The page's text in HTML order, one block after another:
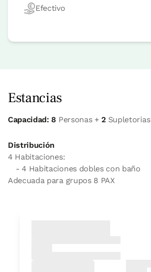
Efectivo
Estancias
Capacidad: 8 Personas +2 Supletorias
Distribución
4 Habitaciones:
- 4 Habitaciones dobles con baño
Adecuada para grupos 8 PAX